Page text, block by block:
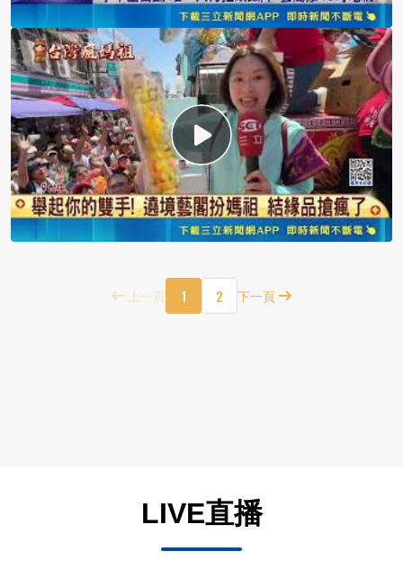
上一頁 1 2 下一頁
LIVE直播